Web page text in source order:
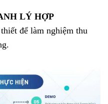
LÝ HỢP
để làm nghiệm thu